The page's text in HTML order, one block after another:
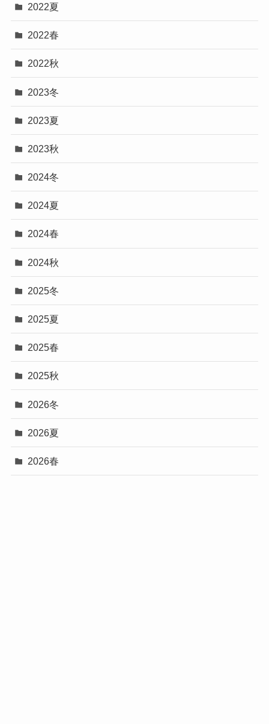
2022夏
2022春
2022秋
2023冬
2023夏
2023秋
2024冬
2024夏
2024春
2024秋
2025冬
2025夏
2025春
2025秋
2026冬
2026夏
2026春